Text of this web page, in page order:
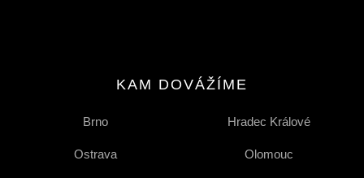
KAM DOVÁŽÍME
Brno Hradec Králové
Ostrava Olomouc